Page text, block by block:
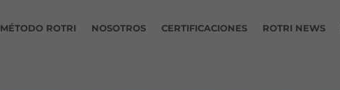
MÉTODO ROTRI NOSOTROS CERTIFICACIONES ROTRI NEWS